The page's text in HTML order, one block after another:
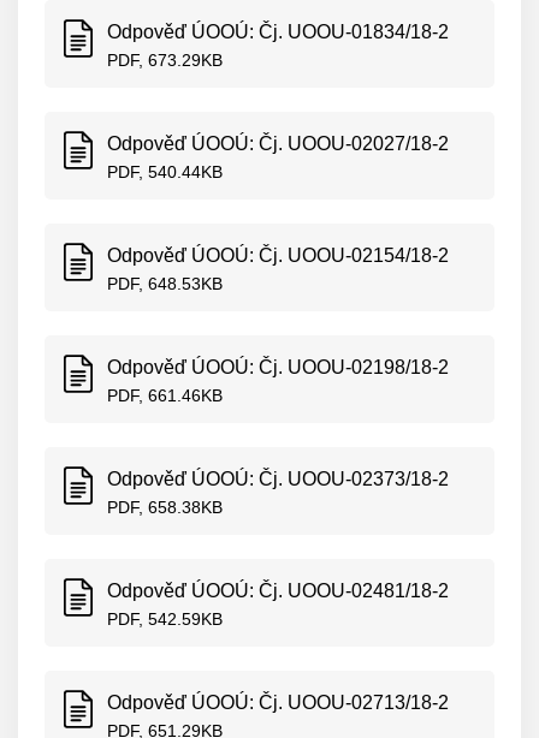
Odpověď ÚOOÚ: Čj. UOOU-01834/18-2
PDF, 673.29KB
Odpověď ÚOOÚ: Čj. UOOU-02027/18-2
PDF, 540.44KB
Odpověď ÚOOÚ: Čj. UOOU-02154/18-2
PDF, 648.53KB
Odpověď ÚOOÚ: Čj. UOOU-02198/18-2
PDF, 661.46KB
Odpověď ÚOOÚ: Čj. UOOU-02373/18-2
PDF, 658.38KB
Odpověď ÚOOÚ: Čj. UOOU-02481/18-2
PDF, 542.59KB
Odpověď ÚOOÚ: Čj. UOOU-02713/18-2
PDF, 651.29KB